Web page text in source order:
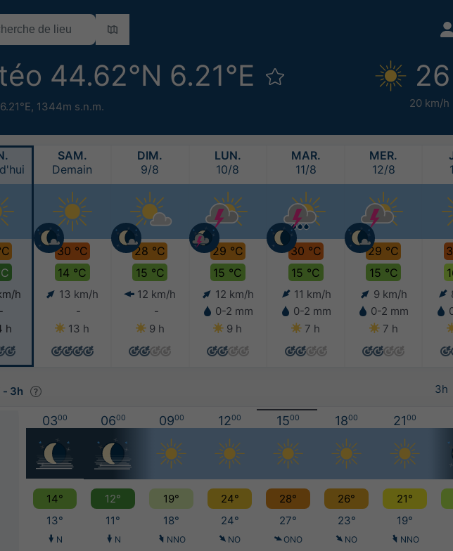
44.62°N 6.21°E
1344m s.n.m. 20 km/h
h
-
h
SAM.
Demain
30 °C
14 °C
13 km/h
-
13 h
DIM.
9/8
28 °C
15 °C
12 km/h
-
9 h
LUN.
10/8
29 °C
15 °C
12 km/h
0-2 mm
9 h
MAR.
11/8
30 °C
15 °C
11 km/h
0-2 mm
7 h
MER.
12/8
29 °C
15 °C
9 km/h
0-2 mm
7 h
- 3h 3h
0300 0600 0900 1200 1500 1800 2100
14° 12° 19° 24° 28° 26° 21°
13° 11° 18° 24° 27° 23° 19°
N N NNO NO ONO NO NNO